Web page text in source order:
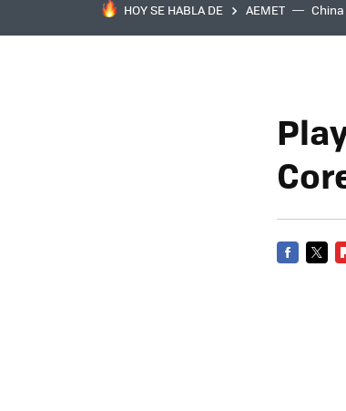
HOY SE HABLA DE AEMET China